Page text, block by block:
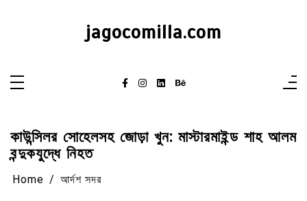
jagocomilla.com
কাউন্সিলর সোহেলসহ জোড়া খুন: মাস্টারমাইন্ড শাহ আলম
বন্দুকযুদ্ধে নিহত
Home আর্দশ সদর